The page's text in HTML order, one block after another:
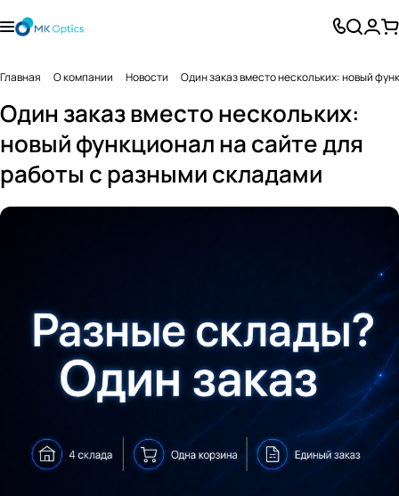
Главная О компании Новости Один заказ вместо нескольких: новый
Один заказ вместо нескольких:
новый функционал на сайте для
работы с разными складами